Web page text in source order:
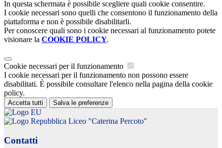
In questa schermata è possibile scegliere quali cookie consentire.
I cookie necessari sono quelli che consentono il funzionamento della
piattaforma e non è possibile disabilitarli.
Per conoscere quali sono i cookie necessari al funzionamento potete
visionare la COOKIE POLICY.
Cookie necessari per il funzionamento
I cookie necessari per il funzionamento non possono essere
disabilitati. È possibile consultare l'elenco nella pagina della cookie
policy.
Accetta tutti Salva le preferenze
Liceo "Caterina Percoto"
Contatti